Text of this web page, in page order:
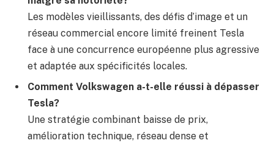
Les modèles vieillissants, des défis d’image et un
réseau commercial encore limité freinent Tesla
face à une concurrence européenne plus agressive
et adaptée aux spécificités locales.
Comment Volkswagen a-t-elle réussi à dépasser
Tesla?
Une stratégie combinant baisse de prix,
amélioration technique, réseau dense et